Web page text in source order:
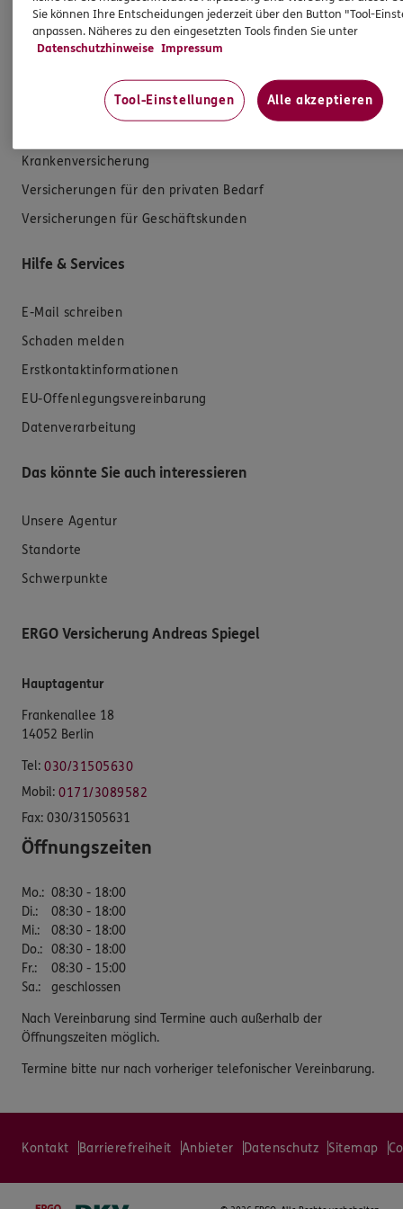
Produkte
Zahnversicherungen
Krankenversicherung
Versicherungen für den privaten Bedarf
Versicherungen für Geschäftskunden
Hilfe & Services
E-Mail schreiben
Schaden melden
Erstkontaktinformationen
EU-Offenlegungsvereinbarung
Datenverarbeitung
Das könnte Sie auch interessieren
Unsere Agentur
Standorte
Schwerpunkte
ERGO Versicherung Andreas Spiegel
Hauptagentur
Frankenallee 18
14052 Berlin
Tel: 030/31505630
Mobil: 0171/3089582
Fax: 030/31505631
Öffnungszeiten
Mo.: 08:30 - 18:00
Di.:
08:30 - 18:00
Mi.:
08:30 - 18:00
Do.: 08:30 - 18:00
Fr.:
08:30 - 15:00
Sa.: geschlossen
Nach Vereinbarung sind Termine auch außerhalb der
Öffnungszeiten möglich.
Termine bitte nur nach vorheriger telefonischer Vereinbarung.
Kontakt Barrierefreiheit Anbieter Datenschutz Sitemap
Sie können Ihre Entscheidungen jederzeit über den Button "Tool-
anpassen. Näheres zu den eingesetzten Tools finden Sie unter
Datenschutzhinweise Impressum
Tool-Einstellungen Alle akzeptieren